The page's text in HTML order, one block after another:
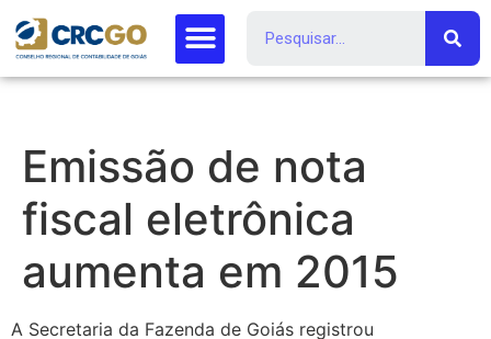
Emissão de nota
fiscal eletrônica
aumenta em 2015
A Secretaria da Fazenda de Goiás registrou